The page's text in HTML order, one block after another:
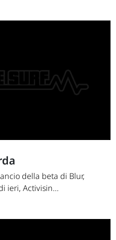
della beta di Blur,
ieri, Activisin...